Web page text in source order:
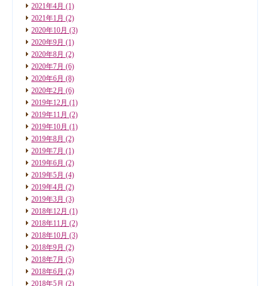
2021年4月 (1)
2021年1月 (2)
2020年10月 (3)
2020年9月 (1)
2020年8月 (2)
2020年7月 (6)
2020年6月 (8)
2020年2月 (6)
2019年12月 (1)
2019年11月 (2)
2019年10月 (1)
2019年8月 (2)
2019年7月 (1)
2019年6月 (2)
2019年5月 (4)
2019年4月 (2)
2019年3月 (3)
2018年12月 (1)
2018年11月 (2)
2018年10月 (3)
2018年9月 (2)
2018年7月 (5)
2018年6月 (2)
2018年5月 (2)